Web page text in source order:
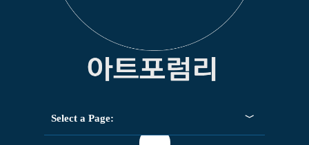
Select a Page: